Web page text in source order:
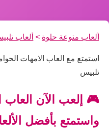
ألعاب منوعة حلوة > ألعاب
استمتع مع العاب الامهات
تلبيس
🎮 إلعب الآن العاب
واستمتع بأفضل